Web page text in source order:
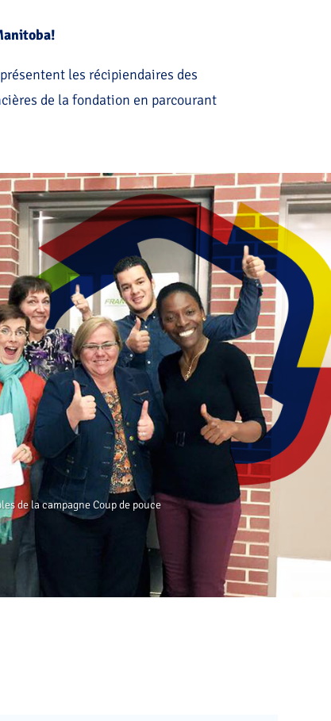
les récipiendaires des
de la fondation en parcourant
de la campagne Coup de pouce